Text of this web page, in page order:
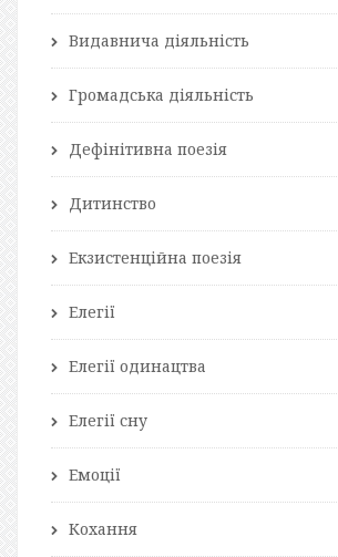
Видавнича діяльність
Громадська діяльність
Дефінітивна поезія
Дитинство
Екзистенційна поезія
Елегії
Елегії одинацтва
Елегії сну
Емоції
Кохання